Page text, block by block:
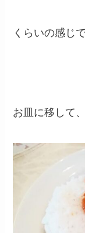
くらいの感じで
お皿に移して